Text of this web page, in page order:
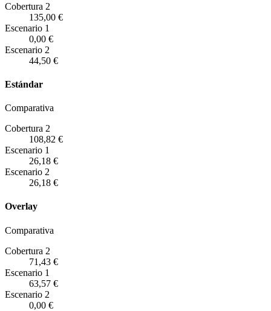
Cobertura 2
135,00 €
Escenario 1
0,00 €
Escenario 2
44,50 €
Estándar
Comparativa
Cobertura 2
108,82 €
Escenario 1
26,18 €
Escenario 2
26,18 €
Overlay
Comparativa
Cobertura 2
71,43 €
Escenario 1
63,57 €
Escenario 2
0,00 €